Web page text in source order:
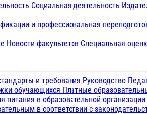
Социальная деятельность
и профессиональная
Новости факультетов Специальная
и требования Руководство
обучающихся Платные
питания в образовательной организации
в соответствии с